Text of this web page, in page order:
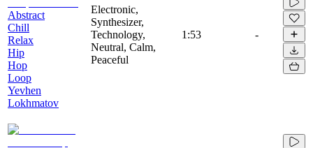
Abstract
Chill
Relax
Hip
Hop
Loop
Yevhen
Lokhmatov
Electronic,
Synthesizer,
Technology,
Neutral, Calm,
Peaceful
1:53 -